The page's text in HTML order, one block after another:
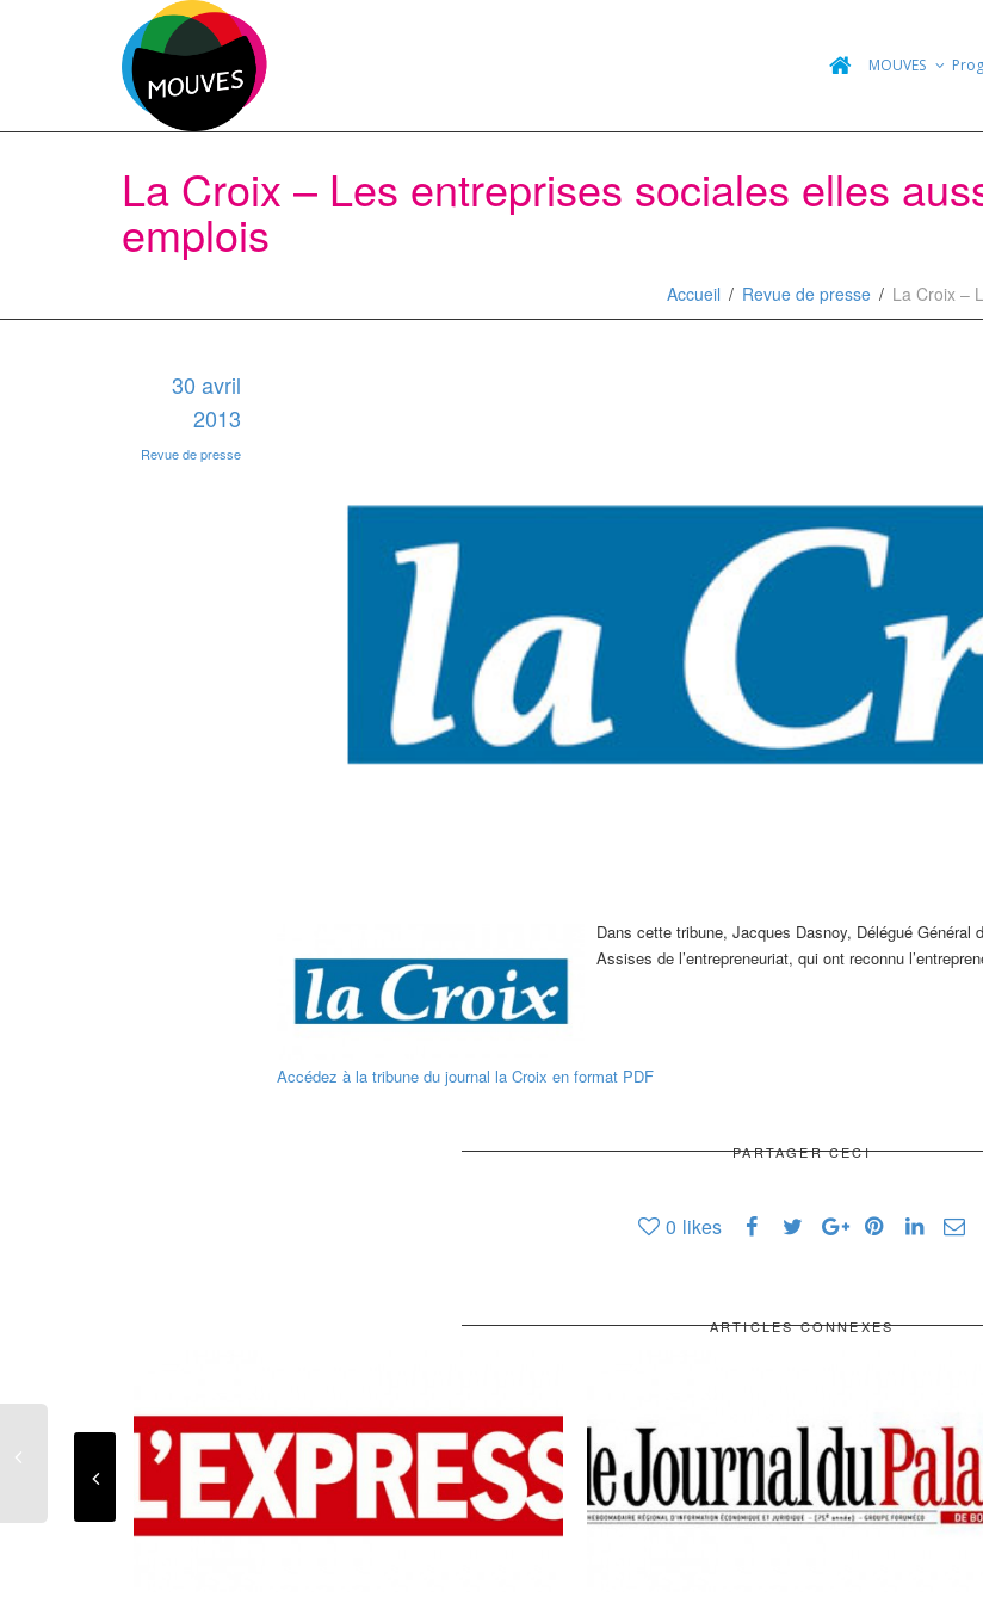
MOUVES
La Croix – Les entreprises sociales elles
emplois
Accueil Revue de presse La Croix –
30 avril
2013
Revue de presse
Dans cette tribune, Jacques Dasnoy, Délégué
Assises de l’entrepreneuriat, qui ont reconnu
Accédez à la tribune du journal la Croix en format PDF
PARTAGER CECI
0 likes
ARTICLES CONNEXES